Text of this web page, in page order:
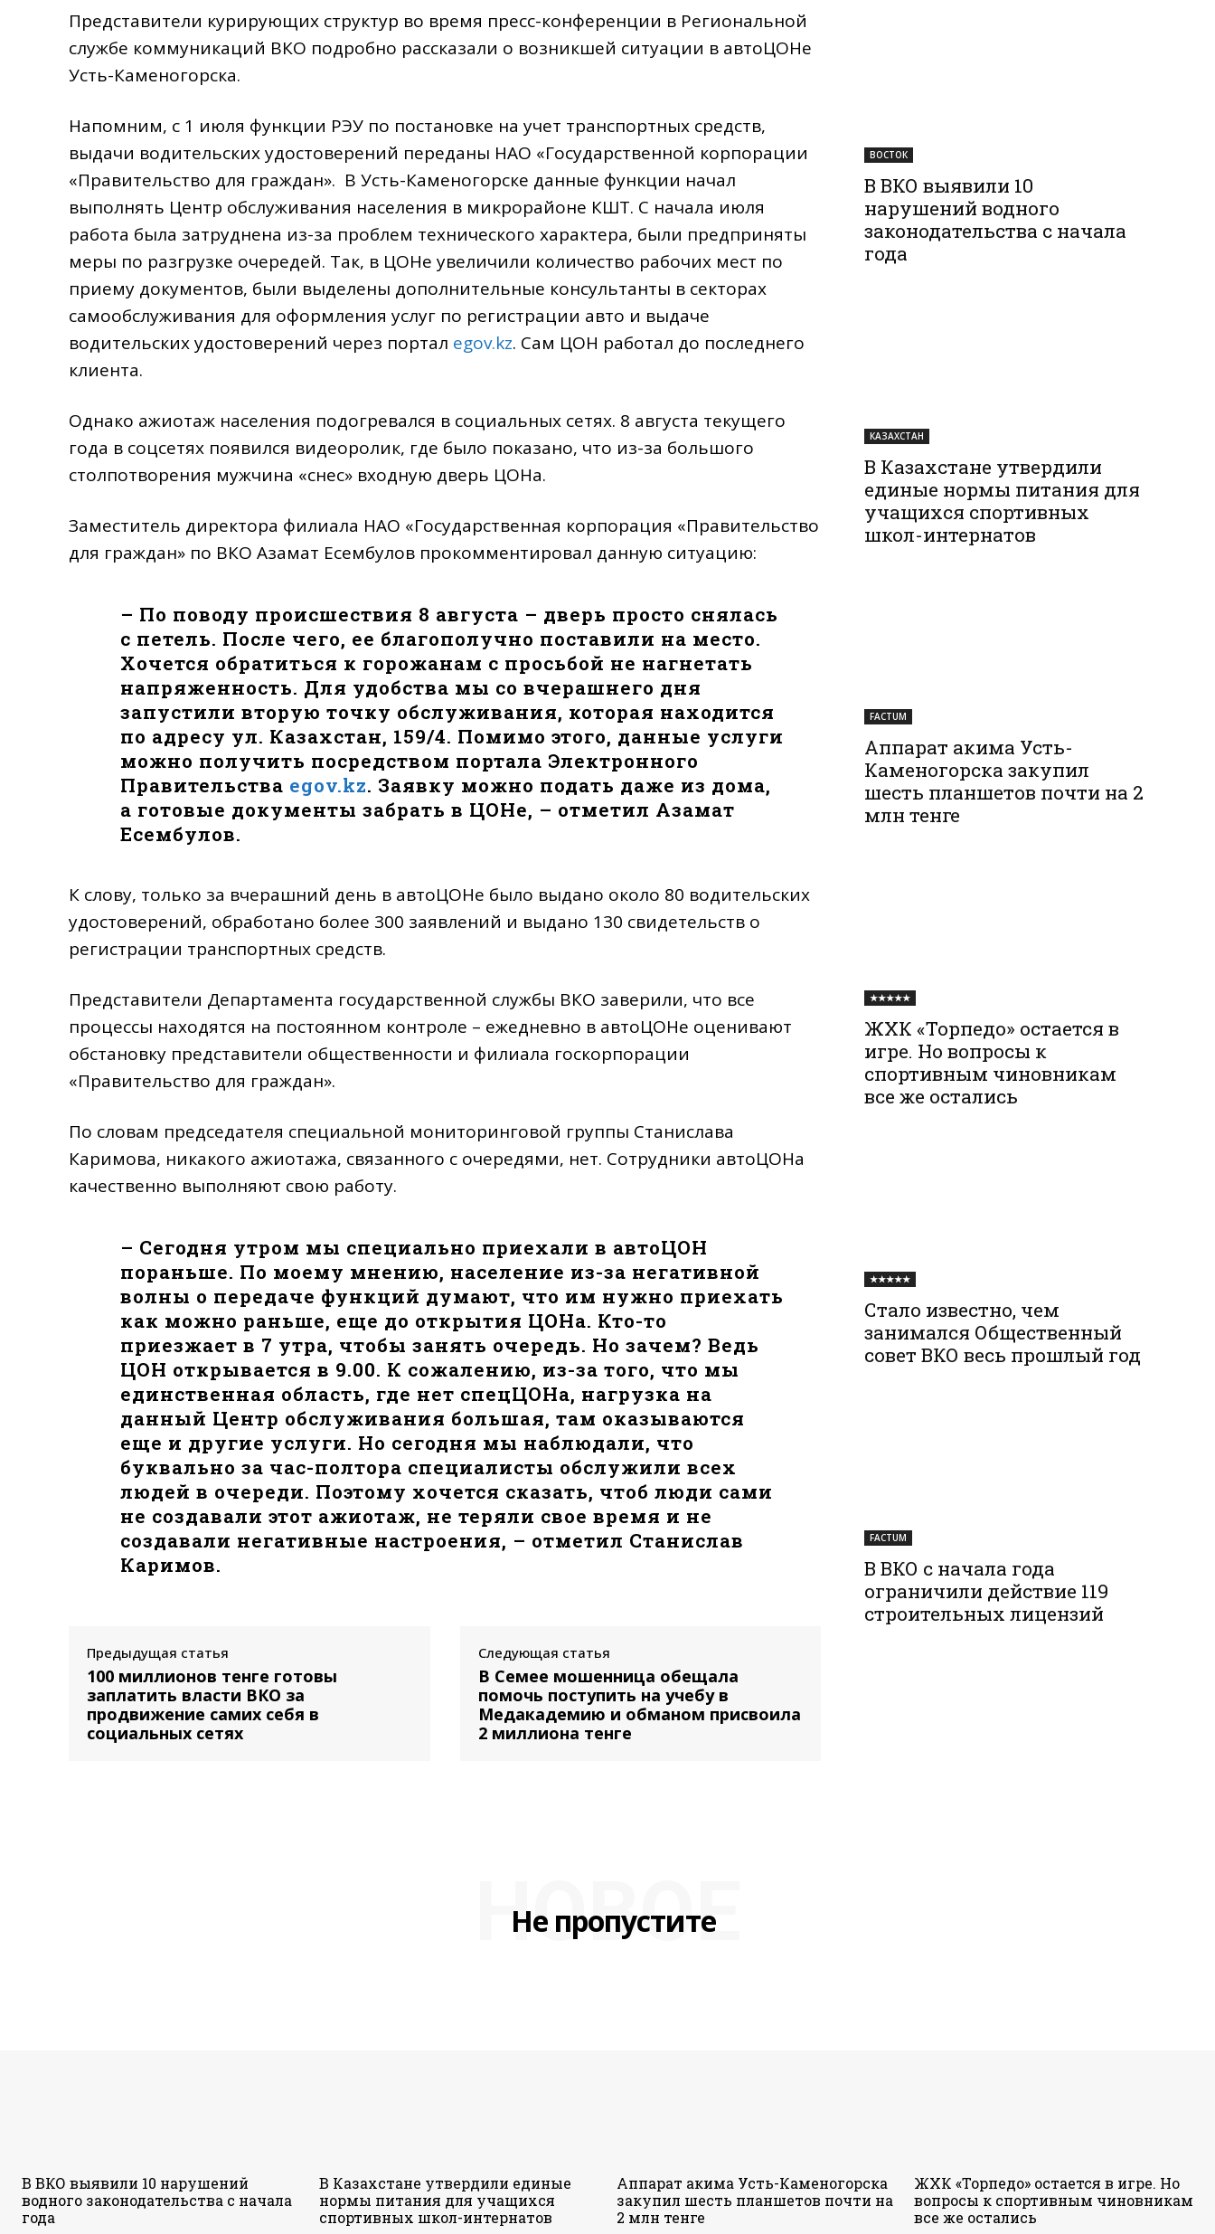
Представители курирующих структур во время пресс-конференции в Региональной
службе коммуникаций ВКО подробно рассказали о возникшей ситуации в автоЦОНе
Усть-Каменогорска.
Напомним, с 1 июля функции РЭУ по постановке на учет транспортных средств,
выдачи водительских удостоверений переданы НАО «Государственной корпорации
«Правительство для граждан». В Усть-Каменогорске данные функции начал
выполнять Центр обслуживания населения в микрорайоне КШТ. С начала июля
работа была затруднена из-за проблем технического характера, были предприняты
меры по разгрузке очередей. Так, в ЦОНе увеличили количество рабочих мест по
приему документов, были выделены дополнительные консультанты в секторах
самообслуживания для оформления услуг по регистрации авто и выдаче
водительских удостоверений через портал egov.kz. Сам ЦОН работал до последнего
клиента.
Однако ажиотаж населения подогревался в социальных сетях. 8 августа текущего
года в соцсетях появился видеоролик, где было показано, что из-за большого
столпотворения мужчина «снес» входную дверь ЦОНа.
Заместитель директора филиала НАО «Государственная корпорация «Правительство
для граждан» по ВКО Азамат Есембулов прокомментировал данную ситуацию:
– По поводу происшествия 8 августа – дверь просто снялась
с петель. После чего, ее благополучно поставили на место.
Хочется обратиться к горожанам с просьбой не нагнетать
напряженность. Для удобства мы со вчерашнего дня
запустили вторую точку обслуживания, которая находится
по адресу ул. Казахстан, 159/4. Помимо этого, данные услуги
можно получить посредством портала Электронного
Правительства egov.kz. Заявку можно подать даже из дома,
а готовые документы забрать в ЦОНе, – отметил Азамат
Есембулов.
К слову, только за вчерашний день в автоЦОНе было выдано около 80 водительских
удостоверений, обработано более 300 заявлений и выдано 130 свидетельств о
регистрации транспортных средств.
Представители Департамента государственной службы ВКО заверили, что все
процессы находятся на постоянном контроле – ежедневно в автоЦОНе оценивают
обстановку представители общественности и филиала госкорпорации
«Правительство для граждан».
По словам председателя специальной мониторинговой группы Станислава
Каримова, никакого ажиотажа, связанного с очередями, нет. Сотрудники автоЦОНа
качественно выполняют свою работу.
– Сегодня утром мы специально приехали в автоЦОН
пораньше. По моему мнению, население из-за негативной
волны о передаче функций думают, что им нужно приехать
как можно раньше, еще до открытия ЦОНа. Кто-то
приезжает в 7 утра, чтобы занять очередь. Но зачем? Ведь
ЦОН открывается в 9.00. К сожалению, из-за того, что мы
единственная область, где нет спецЦОНа, нагрузка на
данный Центр обслуживания большая, там оказываются
еще и другие услуги. Но сегодня мы наблюдали, что
буквально за час-полтора специалисты обслужили всех
людей в очереди. Поэтому хочется сказать, чтоб люди сами
не создавали этот ажиотаж, не теряли свое время и не
создавали негативные настроения, – отметил Станислав
Каримов.
Предыдущая статья
100 миллионов тенге готовы
заплатить власти ВКО за
продвижение самих себя в
социальных сетях
Следующая статья
В Семее мошенница обещала
помочь поступить на учебу в
Медакадемию и обманом присвоила
2 миллиона тенге
ВОСТОК
В ВКО выявили 10
нарушений водного
законодательства с начала
года
КАЗАХСТАН
В Казахстане утвердили
единые нормы питания для
учащихся спортивных
школ-интернатов
FACTUM
Аппарат акима Усть-
Каменогорска закупил
шесть планшетов почти на 2
млн тенге
★★★★★
ЖХК «Торпедо» остается в
игре. Но вопросы к
спортивным чиновникам
все же остались
★★★★★
Стало известно, чем
занимался Общественный
совет ВКО весь прошлый год
FACTUM
В ВКО с начала года
ограничили действие 119
строительных лицензий
Не пропустите
НОВОЕ
В ВКО выявили 10 нарушений
водного законодательства с начала
года
В Казахстане утвердили единые
нормы питания для учащихся
спортивных школ-интернатов
Аппарат акима Усть-Каменогорска
закупил шесть планшетов почти на
2 млн тенге
ЖХК «Торпедо» остается в игре. Но
вопросы к спортивным чиновникам
все же остались